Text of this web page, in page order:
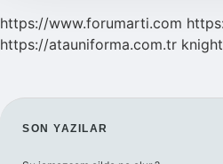
https://www.forumarti.com
https://atauniforma.com.tr
SIDEBAR
SON YAZILAR